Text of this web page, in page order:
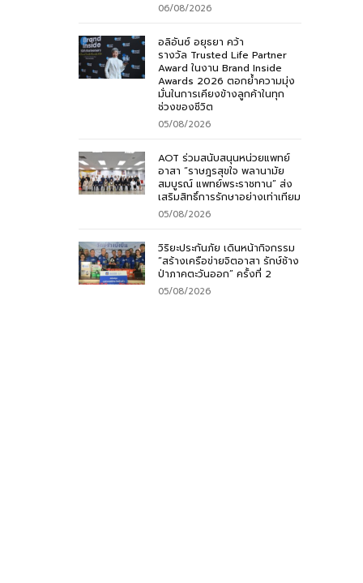
06/08/2026
อลิอันซ์ อยุธยา คว้า
รางวัล Trusted Life Partner
Award ในงาน Brand Inside
Awards 2026 ตอกย้ำความมุ่ง
มั่นในการเคียงข้างลูกค้าในทุก
ช่วงของชีวิต
05/08/2026
AOT ร่วมสนับสนุนหน่วยแพทย์
อาสา “ราษฎรสุขใจ พลานามัย
สมบูรณ์ แพทย์พระราชทาน” ส่ง
เสริมสิทธิ์การรักษาอย่างเท่าเทียม
05/08/2026
วิริยะประกันภัย เดินหน้ากิจกรรม
“สร้างเครือข่ายจิตอาสา รักษ์ช้าง
ป่าภาคตะวันออก” ครั้งที่ 2
05/08/2026